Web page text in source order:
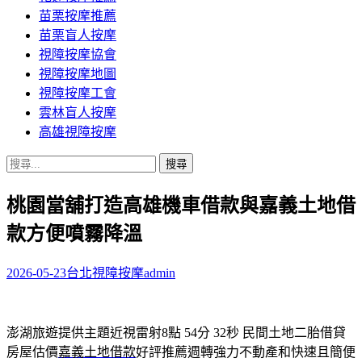
苗栗按摩推薦
苗栗盲人按摩
視障按摩協會
視障按摩地圖
視障按摩工會
雲林盲人按摩
高雄視障按摩
搜
關
鍵
字:
桃園當舖打造高雄機車借款與嘉義土地借
款方便噴霧降溫
2026-05-23台北視障按摩admin
澎湖旅遊提供主題近視雷射8點 54分 32秒 民間土地二胎借貸
房屋估價嘉義土地借款好評推薦週轉強力不動產和快速且簡便